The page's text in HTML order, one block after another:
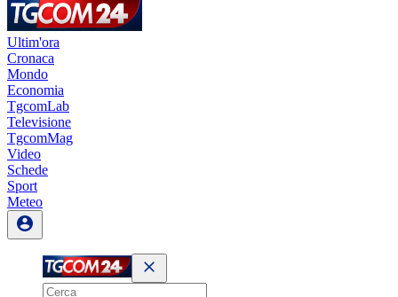
Ultim'ora
Cronaca
Mondo
Economia
TgcomLab
Televisione
TgcomMag
Video
Schede
Sport
Meteo